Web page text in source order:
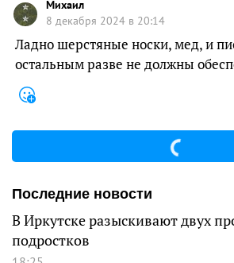
Михаил
8 декабря 2024 в 20:14
Ладно шерстяные носки, мед, и
остальным разве не должны
Последние новости
В Иркутске разыскивают двух
подростков